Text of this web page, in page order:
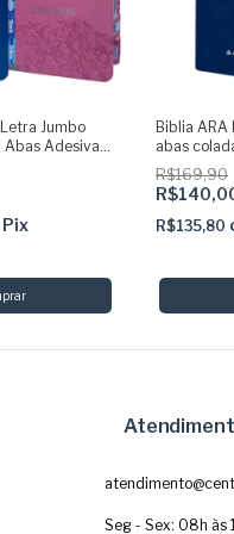
Jumbo
Abas Adesivas
Pix
Biblia ARA
abas
R$169,90
R$135,80
Seg - Sex: 08h às